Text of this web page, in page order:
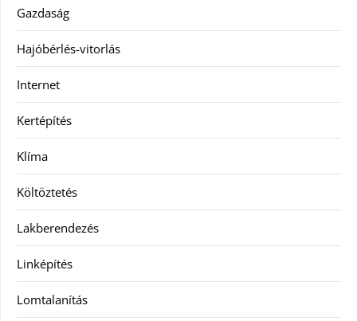
Gazdaság
Hajóbérlés-vitorlás
Internet
Kertépítés
Klíma
Költöztetés
Lakberendezés
Linképítés
Lomtalanítás